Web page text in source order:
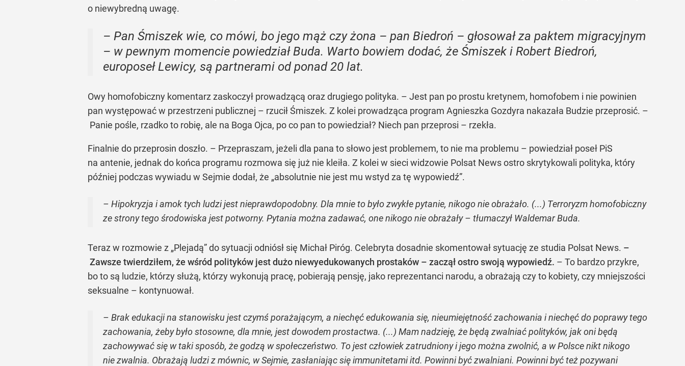
o niewybredną uwagę.
– Pan Śmiszek wie, co mówi, bo jego mąż czy żona – pan Biedroń – głosował za paktem migracyjnym
– w pewnym momencie powiedział Buda. Warto bowiem dodać, że Śmiszek i Robert Biedroń,
europoseł Lewicy, są partnerami od ponad 20 lat.
Owy homofobiczny komentarz zaskoczył prowadzącą oraz drugiego polityka. – Jest pan po prostu kretynem, homofobem i nie powinien
pan występować w przestrzeni publicznej – rzucił Śmiszek. Z kolei prowadząca program Agnieszka Gozdyra nakazała Budzie przeprosić. –
Panie pośle, rzadko to robię, ale na Boga Ojca, po co pan to powiedział? Niech pan przeprosi – rzekła.
Finalnie do przeprosin doszło. – Przepraszam, jeżeli dla pana to słowo jest problemem, to nie ma problemu – powiedział poseł PiS
na antenie, jednak do końca programu rozmowa się już nie kleiła. Z kolei w sieci widzowie Polsat News ostro skrytykowali polityka, który
później podczas wywiadu w Sejmie dodał, że „absolutnie nie jest mu wstyd za tę wypowiedź”.
– Hipokryzja i amok tych ludzi jest nieprawdopodobny. Dla mnie to było zwykłe pytanie, nikogo nie obrażało. (...) Terroryzm homofobiczny
ze strony tego środowiska jest potworny. Pytania można zadawać, one nikogo nie obrażały – tłumaczył Waldemar Buda.
Teraz w rozmowie z „Plejadą” do sytuacji odniósł się Michał Piróg. Celebryta dosadnie skomentował sytuację ze studia Polsat News. –
Zawsze twierdziłem, że wśród polityków jest dużo niewyedukowanych prostaków – zaczął ostro swoją wypowiedź. – To bardzo przykre,
bo to są ludzie, którzy służą, którzy wykonują pracę, pobierają pensję, jako reprezentanci narodu, a obrażają czy to kobiety, czy mniejszości
seksualne – kontynuował.
– Brak edukacji na stanowisku jest czymś porażającym, a niechęć edukowania się, nieumiejętność zachowania i niechęć do poprawy tego
zachowania, żeby było stosowne, dla mnie, jest dowodem prostactwa. (...) Mam nadzieję, że będą zwalniać polityków, jak oni będą
zachowywać się w taki sposób, że godzą w społeczeństwo. To jest człowiek zatrudniony i jego można zwolnić, a w Polsce nikt nikogo
nie zwalnia. Obrażają ludzi z mównic, w Sejmie, zasłaniając się immunitetami itd. Powinni być zwalniani. Powinni być też pozywani